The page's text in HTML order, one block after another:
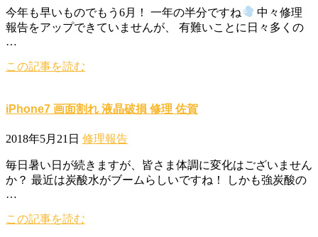
今年も早いものでもう6月！ 一年の半分ですね
中々修理
報告をアップできていませんが、 有難いことに日々多くの
…
この記事を読む
iPhone7 画面割れ 液晶破損 修理 佐賀
2018年5月21日 修理報告
毎日暑い日が続きますが、皆さま体調に変化はございません
か？ 最近は炭酸水がブームらしいですね！ しかも強炭酸の
…
この記事を読む